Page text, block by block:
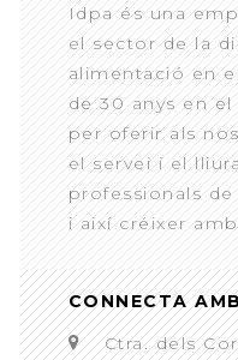
Idpa és una
el sector de la
alimentació en
de 30 anys en
per oferir als
el servei i el
professionals
i així créixer
CONNECTA
Ctra. dels